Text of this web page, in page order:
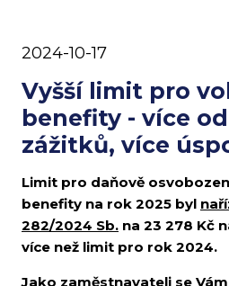
2024-10-17
Vyšší limit pro
benefity - více
zážitků, více
Limit pro daňově
benefity na rok 2025 byl
282/2024 Sb. na 23 278 Kč
více než limit pro rok 2024.
Jako zaměstnavateli se